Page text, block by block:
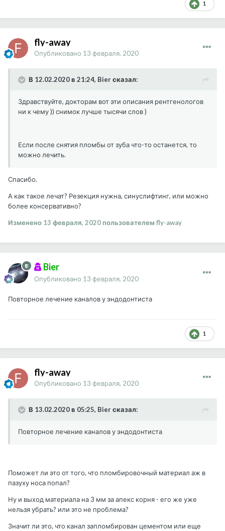
1
fly-away
Опубликовано 13 февраля, 2020
В 12.02.2020 в 21:24, Bier сказал:
Здравствуйте, докторам вот эти описания рентгенологов
ни к чему )) снимок лучше тысячи слов )
Если после снятия пломбы от зуба что-то останется, то
можно лечить.
Спасибо.
А как такое лечат? Резекция нужна, синуслифтинг, или можно
более консервативно?
Изменено 13 февраля, 2020пользователем fly-away
Bier
Опубликовано 13 февраля, 2020
Повторное лечение каналов у эндодонтиста
1
fly-away
Опубликовано 13 февраля, 2020
В 13.02.2020 в 05:25, Bier сказал:
Повторное лечение каналов у эндодонтиста
Поможет ли это от того, что пломбировочный материал аж в
пазуху носа попал?
Ну и выход материала на 3 мм за апекс корня - его же уже
нельзя убрать? или это не проблема?
Значит ли это, что канал запломбирован цементом или еще